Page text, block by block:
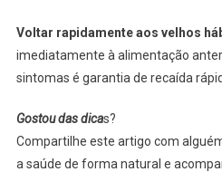
Voltar rapidamente aos velhos
imediatamente à alimentação
sintomas é garantia de recaída
Gostou das dicas?
Compartilhe este artigo com
a saúde de forma natural e